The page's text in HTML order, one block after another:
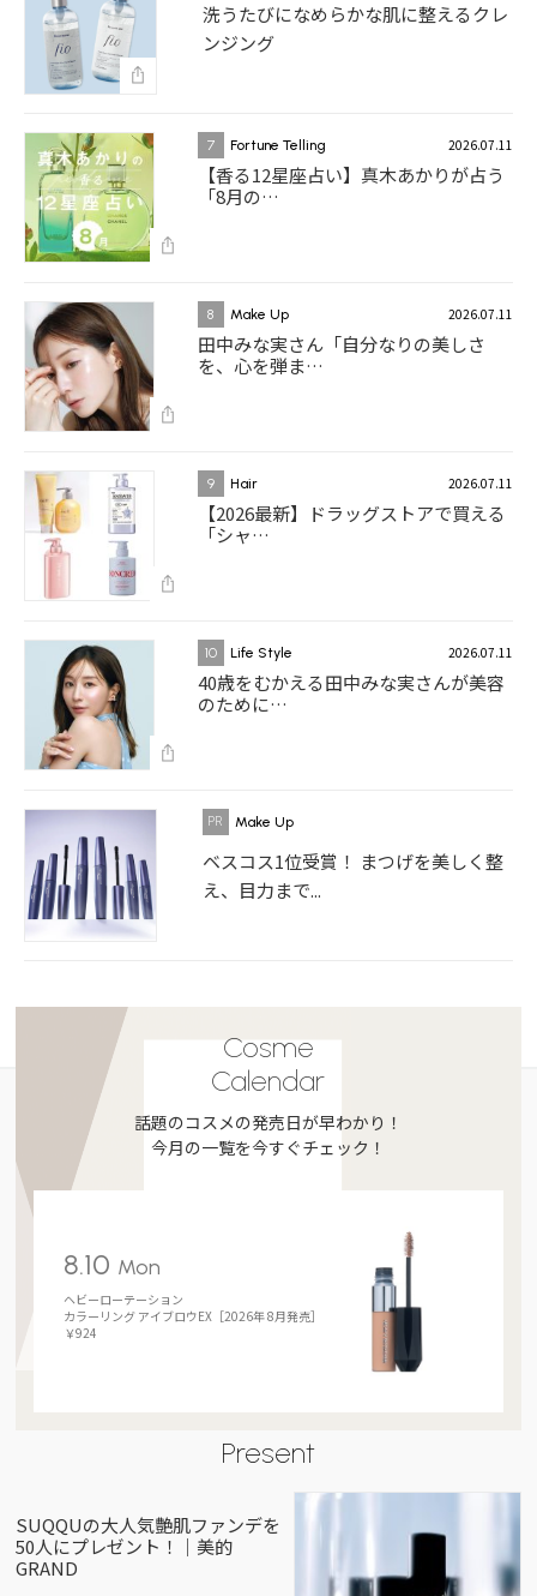
洗うたびになめらかな肌に整えるクレ
ンジング
7 Fortune Telling 2026.07.11
【香る12星座占い】真木あかりが占う
「8月の…
8 Make Up 2026.07.11
田中みな実さん「自分なりの美しさ
を、心を弾ま…
9 Hair 2026.07.11
【2026最新】ドラッグストアで買える
「シャ…
10 Life Style 2026.07.11
40歳をむかえる田中みな実さんが美容
のために…
Make Up
ベスコス1位受賞！ まつげを美しく整
え、目力まで...
Cosme
Calendar
話題のコスメの発売日が早わかり！
今月の一覧を今すぐチェック！
8.10 Mon
ヘビーローテーション
カラーリング アイブロウEX［2026年 8月発売］
￥924
Present
SUQQUの大人気艶肌ファンデを
50人にプレゼント！｜美的
GRAND